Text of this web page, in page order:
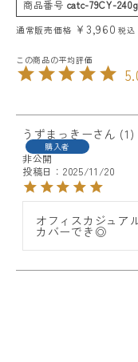
商品番号 catc-79CY-
通常販売価格 ¥ 3,960 税込
うずまっきー
1
購入者
非公開
投稿日
2025/11/20
オフィスカジュア
カバーでき◎